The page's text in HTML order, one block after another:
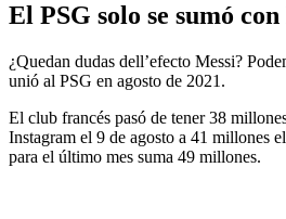
El PSG solo se sumó
¿Quedan dudas dell’efecto Messi?
unió al PSG en agosto de 2021.
El club francés pasó de tener 38
Instagram el 9 de agosto a 41 millones
para el último mes suma 49 millones.